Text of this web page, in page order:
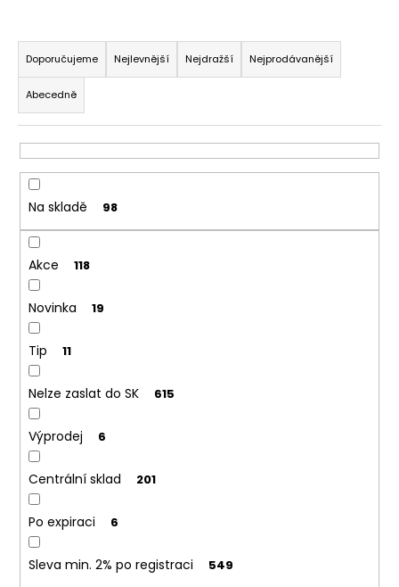
Ř
a
z
e
n
í
p
o
d
u
k
ů
Doporučujeme Nejlevnější Nejdražší Nejprodávanější
Abecedně
Na skladě 98
Akce 118
Novinka 19
Tip 11
Nelze zaslat do SK 615
Výprodej 6
Centrální sklad 201
Po expiraci 6
Sleva min. 2% po registraci 549
D
o
p
o
u
u
m
OXVA
XLIM
TOP
FILL
SS
POD
CARTRIDGE
1,2OHM
2ML